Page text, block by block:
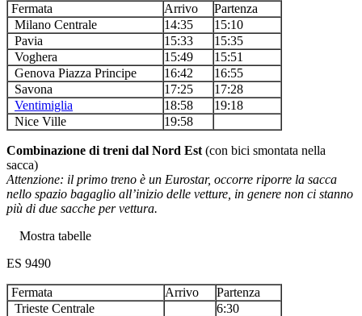
Fermata Arrivo
Partenza
Milano Centrale
14:35
15:10
Pavia
15:33
15:35
Voghera
15:49
15:51
Genova Piazza Principe
16:42
16:55
Savona
17:25
17:28
Ventimiglia
18:58
19:18
Nice Ville
19:58
Combinazione di treni dal Nord Est (con bici smontata nella
sacca)
Attenzione: il primo treno è un Eurostar, occorre riporre la sacca
nello spazio bagaglio all’inizio delle vetture, in genere non ci stanno
più di due sacche per vettura.
Mostra tabelle
ES 9490
Fermata Arrivo
Partenza
Trieste Centrale
6:30